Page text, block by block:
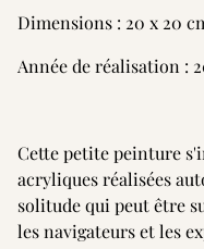
Dimensions : 20 x 20
Année de réalisation :
Cette petite peinture
acryliques réalisées
solitude qui peut être
les navigateurs et les